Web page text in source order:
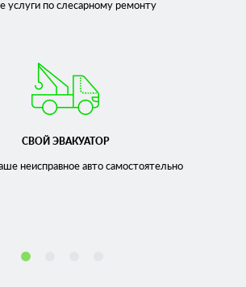
услуги по слесарномуремонту
СВОЙ ЭВАКУАТОР
неисправноеавто самостоятельно